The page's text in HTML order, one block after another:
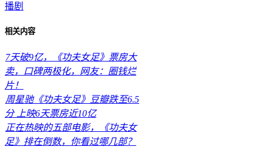
播剧
相关内容
7天破9亿，《功夫女足》票房大
卖，口碑两极化，网友：圈钱烂
片！
周星驰《功夫女足》豆瓣跌至6.5
分 上映6天票房近10亿
正在热映的五部电影，《功夫女
足》排在倒数，你看过哪几部？